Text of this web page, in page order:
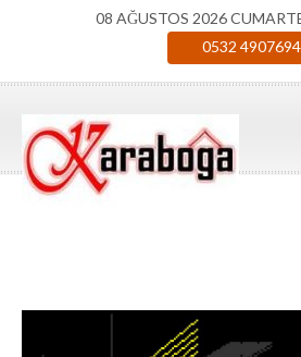
08 AĞUSTOS 2026
0532 4907694